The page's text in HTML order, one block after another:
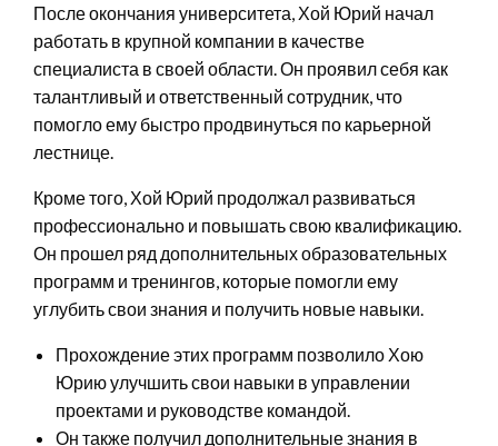
После окончания университета, Хой Юрий начал
работать в крупной компании в качестве
специалиста в своей области. Он проявил себя как
талантливый и ответственный сотрудник, что
помогло ему быстро продвинуться по карьерной
лестнице.
Кроме того, Хой Юрий продолжал развиваться
профессионально и повышать свою квалификацию.
Он прошел ряд дополнительных образовательных
программ и тренингов, которые помогли ему
углубить свои знания и получить новые навыки.
Прохождение этих программ позволило Хою
Юрию улучшить свои навыки в управлении
проектами и руководстве командой.
Он также получил дополнительные знания в